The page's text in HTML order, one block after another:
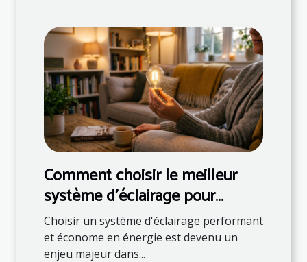
Comment choisir le meilleur
système d'éclairage pour
économiser de l'énergie ?
Choisir un système d'éclairage performant
et économe en énergie est devenu un
enjeu majeur dans...